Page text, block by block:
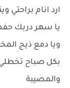
ارد انام براحتي
يا سهر دربك
ويا دمع ذيج
بكل صباح
والمصيبة